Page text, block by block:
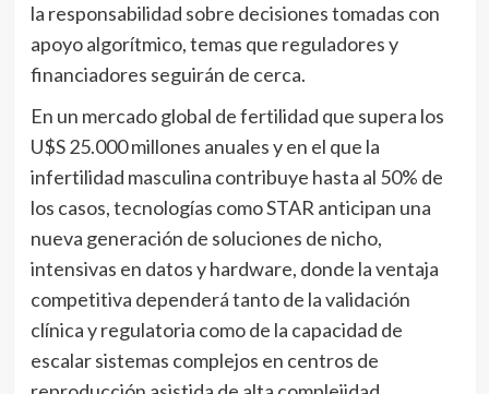
la responsabilidad sobre decisiones tomadas con
apoyo algorítmico, temas que reguladores y
financiadores seguirán de cerca.
En un mercado global de fertilidad que supera los
U$S 25.000 millones anuales y en el que la
infertilidad masculina contribuye hasta al 50% de
los casos, tecnologías como STAR anticipan una
nueva generación de soluciones de nicho,
intensivas en datos y hardware, donde la ventaja
competitiva dependerá tanto de la validación
clínica y regulatoria como de la capacidad de
escalar sistemas complejos en centros de